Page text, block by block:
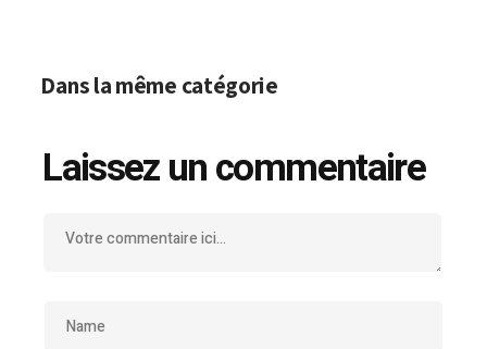
Dans la même catégorie
Laissez un commentaire